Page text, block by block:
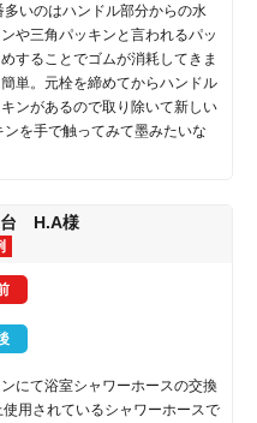
いのはハンドル部分からの水
や三角パッキンと言われるパッ
することでゴムが消耗してきま
単。元栓を締めてからハンドル
ンがあるので取り除いて新しい
を手で触ってみて墨みたいな
台 H.A様
にて浴室シャワーホースの交換
用されているシャワーホースで